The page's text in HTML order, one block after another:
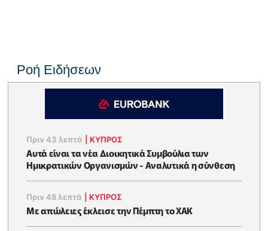
Ροή Ειδήσεων
Πριν 43 λεπτά ΚΥΠΡΟΣ
Αυτά είναι τα νέα Διοικητικά Συμβούλια των
Ημικρατικών Οργανισμών - Αναλυτικά η σύνθεση
Πριν 48 λεπτά ΚΥΠΡΟΣ
Με απώλειες έκλεισε την Πέμπτη το ΧΑΚ